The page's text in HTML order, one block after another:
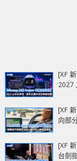
[XF
2027
[XF
向部
[XF
台劍